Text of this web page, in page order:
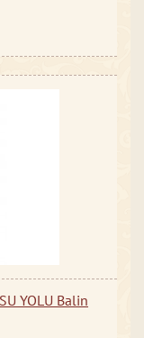
YOLU Balin